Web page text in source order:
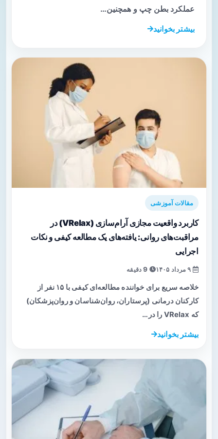
عملکرد بطن چپ و همچنین…
بیشتر بخوانید
مقالات آموزشی
کاربرد واقعیت مجازی آرام‌سازی (VRelax) در
مراقبت‌های روانی: یافته‌های یک مطالعه کیفی و نکات
اجرایی
خلاصه سریع برای خواننده مطالعه‌ای کیفی با ۱۵ نفر از
کارکنان درمانی (پرستاران، روان‌شناسان و روان‌پزشکان)
که VRelax را در…
بیشتر بخوانید